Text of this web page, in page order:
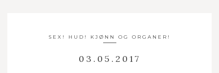
SEX! HUD! KJØNN OG ORGANER!
03.05.2017